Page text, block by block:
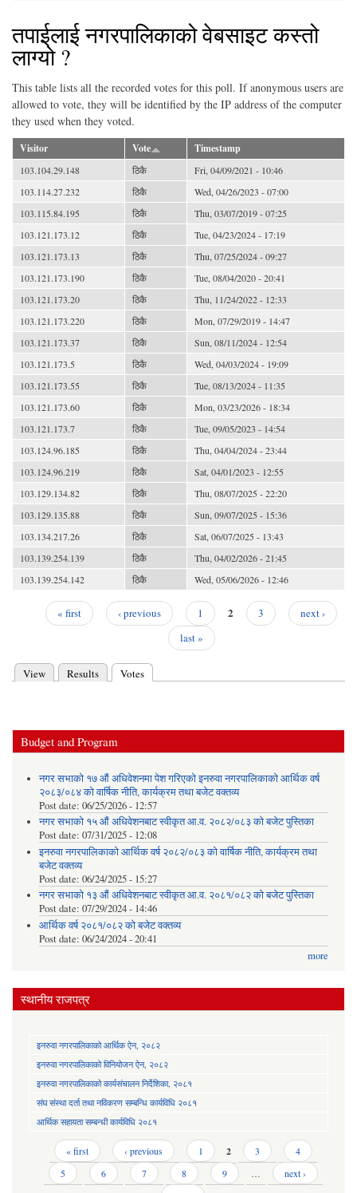
तपाईलाई नगरपालिकाको वेबसाइट कस्तो
लाग्यो ?
This table lists all the recorded votes for this poll. If anonymous users are
allowed to vote, they will be identified by the IP address of the computer
they used when they voted.
Visitor Vote Timestamp
103.104.29.148 ठिकै
Fri, 04/09/2021 - 10:46
103.114.27.232
ठिकै
Wed, 04/26/2023 - 07:00
103.115.84.195
ठिकै
Thu, 03/07/2019 - 07:25
103.121.173.12
ठिकै
Tue, 04/23/2024 - 17:19
103.121.173.13
ठिकै
Thu, 07/25/2024 - 09:27
103.121.173.190
ठिकै
Tue, 08/04/2020 - 20:41
103.121.173.20
ठिकै
Thu, 11/24/2022 - 12:33
103.121.173.220
ठिकै
Mon, 07/29/2019 - 14:47
103.121.173.37
ठिकै
Sun, 08/11/2024 - 12:54
103.121.173.5
ठिकै
Wed, 04/03/2024 - 19:09
103.121.173.55
ठिकै
Tue, 08/13/2024 - 11:35
103.121.173.60
ठिकै
Mon, 03/23/2026 - 18:34
103.121.173.7
ठिकै
Tue, 09/05/2023 - 14:54
103.124.96.185
ठिकै
Thu, 04/04/2024 - 23:44
103.124.96.219
ठिकै
Sat, 04/01/2023 - 12:55
103.129.134.82
ठिकै
Thu, 08/07/2025 - 22:20
103.129.135.88
ठिकै
Sun, 09/07/2025 - 15:36
103.134.217.26
ठिकै
Sat, 06/07/2025 - 13:43
103.139.254.139
ठिकै
Thu, 04/02/2026 - 21:45
103.139.254.142
ठिकै Wed, 05/06/2026 - 12:46
Pages
« first ‹ previous 1 2 3
next ›
last »
View Results Votes
Budget and Program
नगर सभाको १७ औं अधिवेशनमा पेश गरिएको इनरुवा नगरपालिकाको आर्थिक वर्ष
२०८३/०८४ को वार्षिक नीति, कार्यक्रम तथा बजेट वक्तव्य
Post date: 06/25/2026 - 12:57
नगर सभाको १५ औं अधिवेशनबाट स्वीकृत आ.व. २०८२/०८३ को बजेट पुस्तिका
Post date: 07/31/2025 - 12:08
इनरुवा नगरपालिकाको आर्थिक वर्ष २०८२/०८३ को वार्षिक नीति, कार्यक्रम तथा
बजेट वक्तव्य
Post date: 06/24/2025 - 15:27
नगर सभाको १३ औं अधिवेशनबाट स्वीकृत आ.व. २०८१/०८२ को बजेट पुस्तिका
Post date: 07/29/2024 - 14:46
आर्थिक वर्ष २०८१/०८२ को बजेट वक्तव्य
Post date: 06/24/2024 - 20:41
more
स्थानीय राजपत्र
इनरुवा नगरपालिकाको आर्थिक ऐन, २०८२
इनरुवा नगरपालिकाको विनियोजन ऐन, २०८२
इनरुवा नगरपालिकाको कार्यसंचालन निर्देशिका, २०८१
संघ संस्था दर्ता तथा नविकरण सम्बन्धि कार्यविधि २०८१
आर्थिक सहायता सम्बन्धी कार्यविधि २०८१
Pages « first ‹ previous 1 2 3
4
5
6 7 8 9 …
next ›